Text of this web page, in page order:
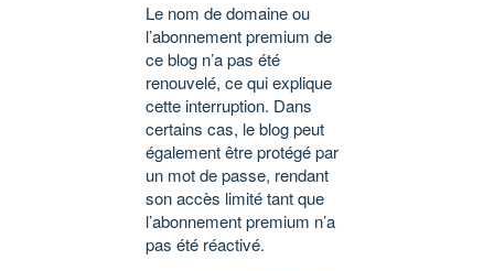
Le nom de domaine ou
l’abonnement premium de
ce blog n’a pas été
renouvelé, ce qui explique
cette interruption. Dans
certains cas, le blog peut
également être protégé par
un mot de passe, rendant
son accès limité tant que
l’abonnement premium n’a
pas été réactivé.